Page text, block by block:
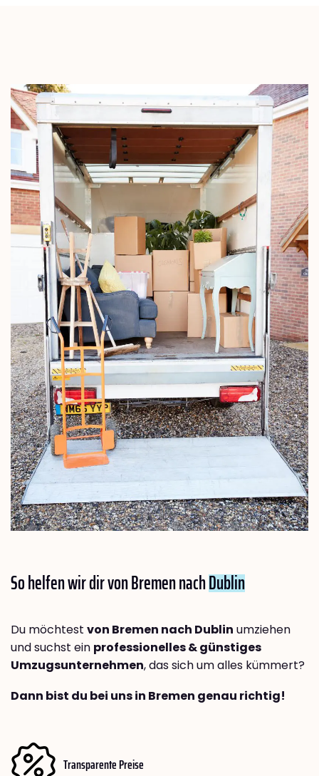
So helfen wir dir von Bremen nachDublin
Du möchtest von Bremen nach Dublin umziehen
und suchst ein professionelles & günstiges
Umzugsunternehmen, das sich um alles kümmert?
Dann bist du bei uns in Bremen genau richtig!
Transparente Preise